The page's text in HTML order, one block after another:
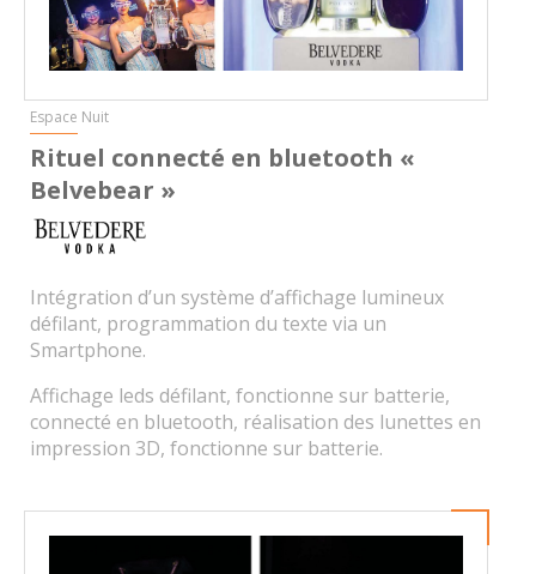
Espace Nuit
Rituel connecté en bluetooth «
Belvebear »
Intégration d’un système d’affichage lumineux
défilant, programmation du texte via un
Smartphone.
Affichage leds défilant, fonctionne sur batterie,
connecté en bluetooth, réalisation des lunettes en
impression 3D, fonctionne sur batterie.